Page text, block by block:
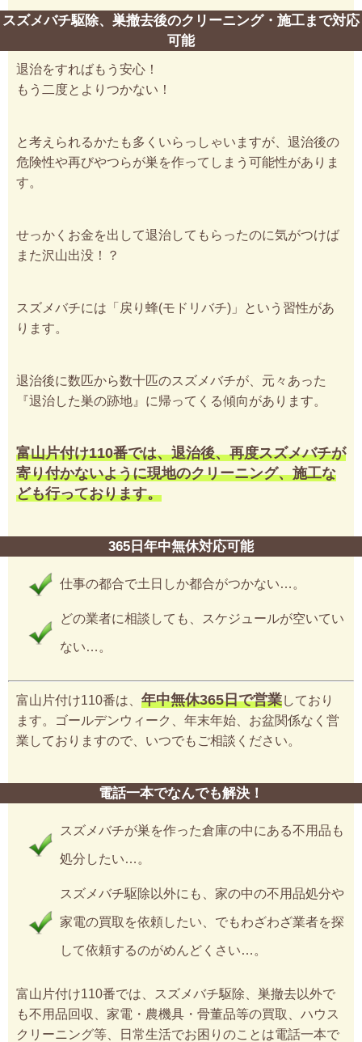
スズメバチ駆除、巣撤去後のクリーニング・施工まで対応
可能
退治をすればもう安心！
もう二度とよりつかない！
と考えられるかたも多くいらっしゃいますが、退治後の
危険性や再びやつらが巣を作ってしまう可能性がありま
す。
せっかくお金を出して退治してもらったのに気がつけば
また沢山出没！？
スズメバチには「戻り蜂(モドリバチ)」という習性があ
ります。
退治後に数匹から数十匹のスズメバチが、元々あった
『退治した巣の跡地』に帰ってくる傾向があります。
富山片付け110番では、退治後、再度スズメバチが
寄り付かないように現地のクリーニング、施工な
ども行っております。
365日年中無休対応可能
仕事の都合で土日しか都合がつかない…。
どの業者に相談しても、スケジュールが空いてい
ない…。
富山片付け110番は、 年中無休365日で営業しており
ます。ゴールデンウィーク、年末年始、お盆関係なく営
業しておりますので、いつでもご相談ください。
電話一本でなんでも解決！
スズメバチが巣を作った倉庫の中にある不用品も
処分したい…。
スズメバチ駆除以外にも、家の中の不用品処分や
家電の買取を依頼したい、でもわざわざ業者を探
して依頼するのがめんどくさい…。
富山片付け110番では、スズメバチ駆除、巣撤去以外で
も不用品回収、家電・農機具・骨董品等の買取、ハウス
クリーニング等、日常生活でお困りのことは電話一本で